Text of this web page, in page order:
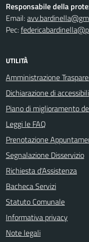
Responsabile della
Email:
Pec:
UTILITÀ
Amministrazione
Dichiarazione di
Piano di miglioramento
Leggi le FAQ
Prenotazione
Segnalazione Disservizio
Richiesta d'Assistenza
Bacheca Servizi
Statuto Comunale
Informativa privacy
Note legali